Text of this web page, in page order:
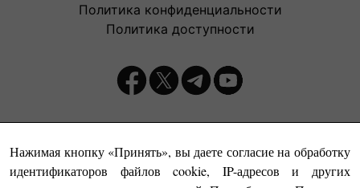
Нажимая кнопку «Принять», вы даете согласие на обработку
идентификаторов файлов cookie, IP-адресов и других
Политика конфиденциальности
Политика доступности